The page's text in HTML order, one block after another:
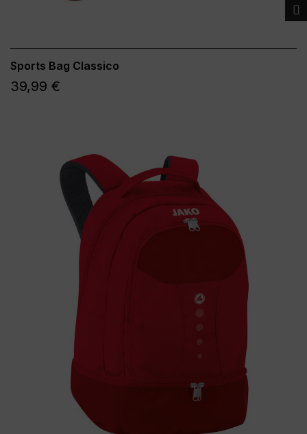
Sports Bag Classico
39,99 €